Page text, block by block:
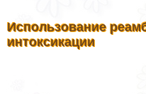
Использование
интоксикации